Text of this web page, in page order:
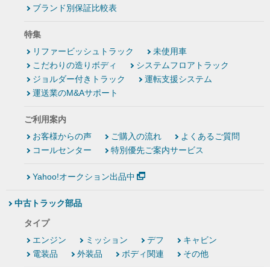
ブランド別保証比較表
特集
リファービッシュトラック
未使用車
こだわりの造りボディ
システムフロアトラック
ジョルダー付きトラック
運転支援システム
運送業のM&Aサポート
ご利用案内
お客様からの声
ご購入の流れ
よくあるご質問
コールセンター
特別優先ご案内サービス
Yahoo!オークション出品中
中古トラック部品
タイプ
エンジン
ミッション デフ
キャビン
電装品
外装品 ボディ関連 その他